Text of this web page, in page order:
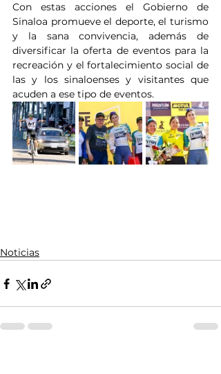
Con estas acciones el Gobierno de
Sinaloa promueve el deporte, el turismo
y la sana convivencia, además de
diversificar la oferta de eventos para la
recreación y el fortalecimiento social de
las y los sinaloenses y visitantes que
acuden a ese tipo de eventos.
Noticias